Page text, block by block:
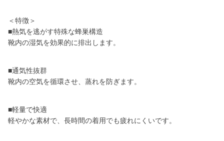
＜特徴＞
■熱気を逃がす特殊な蜂巣構造
靴内の湿気を効果的に排出します。
■通気性抜群
靴内の空気を循環させ、蒸れを防ぎます。
■軽量で快適
軽やかな素材で、長時間の着用でも疲れにくいです。